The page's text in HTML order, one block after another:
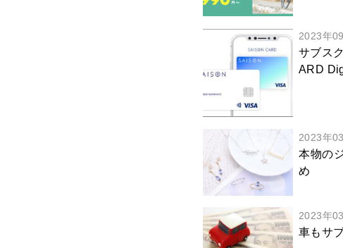
2023年
サブス
ARD
2023年
本物の
め
2023年
車もサ